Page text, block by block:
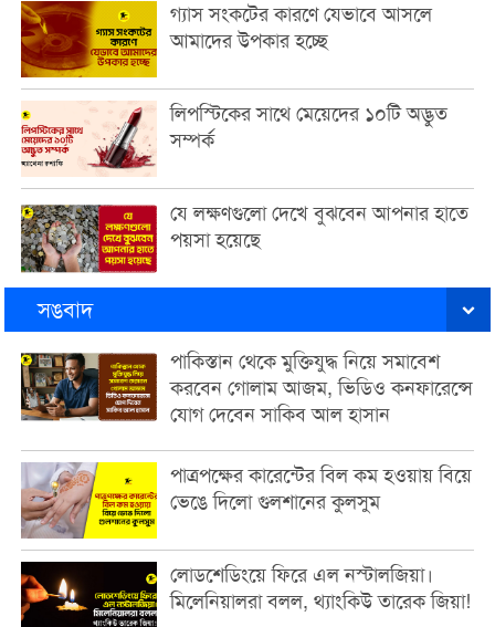
গ্যাস সংকটের কারণে যেভাবে আসলে
আমাদের উপকার হচ্ছে
লিপস্টিকের সাথে মেয়েদের ১০টি অদ্ভুত
সম্পর্ক
যে লক্ষণগুলো দেখে বুঝবেন আপনার হাতে
পয়সা হয়েছে
সঙবাদ
পাকিস্তান থেকে মুক্তিযুদ্ধ নিয়ে সমাবেশ
করবেন গোলাম আজম, ভিডিও কনফারেন্সে
যোগ দেবেন সাকিব আল হাসান
পাত্রপক্ষের কারেন্টের বিল কম হওয়ায় বিয়ে
ভেঙে দিলো গুলশানের কুলসুম
লোডশেডিংয়ে ফিরে এল নস্টালজিয়া।
মিলেনিয়ালরা বলল, থ্যাংকিউ তারেক জিয়া!